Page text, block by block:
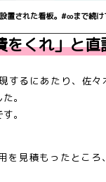
置された看板。#∞まで続け
をくれ」と直
するにあたり、佐
。
。
を見積もったところ